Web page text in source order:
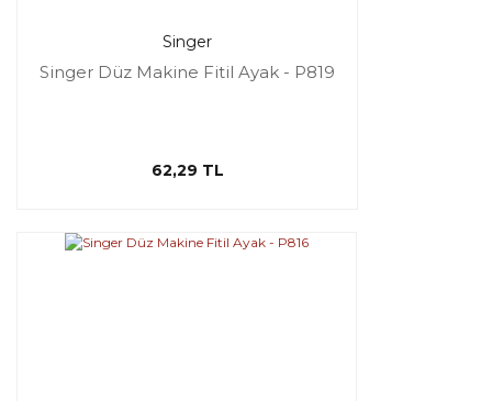
Singer
Singer Düz Makine Fitil Ayak - P819
62,29 TL